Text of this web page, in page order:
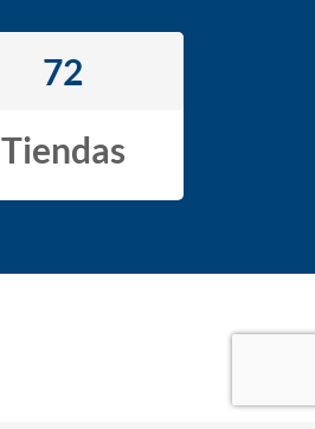
72
Tiendas